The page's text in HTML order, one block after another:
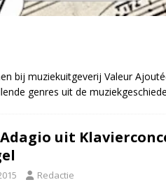
bij muziekuitgeverij Valeur
genres uit de
uit
Redactie